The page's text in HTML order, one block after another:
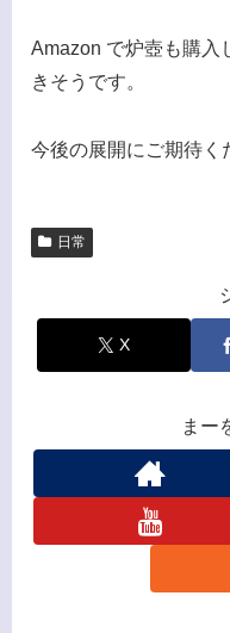
Amazon で炉壺も購入
きそうです。
今後の展開にご期待く
日常
X
まー